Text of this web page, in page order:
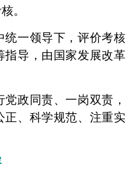
。
一领导下，评价考核
导，由国家发展改革
政同责、一岗双责，
正、科学规范、注重实